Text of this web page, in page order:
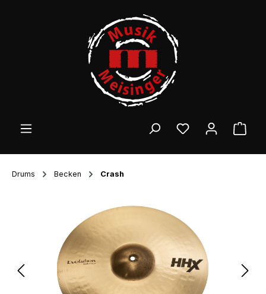
Drums Becken Crash
Bildergalerie überspringen